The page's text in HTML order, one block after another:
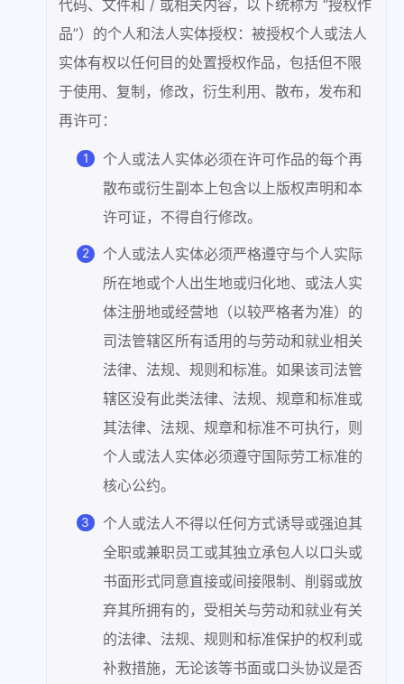
代码、文件和 / 或相关内容，以下统称为 “授权作
品”）的个人和法人实体授权：被授权个人或法人
实体有权以任何目的处置授权作品，包括但不限
于使用、复制，修改，衍生利用、散布，发布和
再许可：
个人或法人实体必须在许可作品的每个再
散布或衍生副本上包含以上版权声明和本
许可证，不得自行修改。
个人或法人实体必须严格遵守与个人实际
所在地或个人出生地或归化地、或法人实
体注册地或经营地（以较严格者为准）的
司法管辖区所有适用的与劳动和就业相关
法律、法规、规则和标准。如果该司法管
辖区没有此类法律、法规、规章和标准或
其法律、法规、规章和标准不可执行，则
个人或法人实体必须遵守国际劳工标准的
核心公约。
个人或法人不得以任何方式诱导或强迫其
全职或兼职员工或其独立承包人以口头或
书面形式同意直接或间接限制、削弱或放
弃其所拥有的，受相关与劳动和就业有关
的法律、法规、规则和标准保护的权利或
补救措施，无论该等书面或口头协议是否